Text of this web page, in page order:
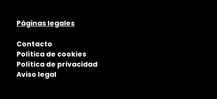
Páginas legales
Contacto
Política de cookies
Política de privacidad
Aviso legal